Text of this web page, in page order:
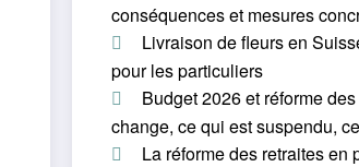
conséquences et mesures
Livraison de fleurs en
pour les particuliers
Budget 2026 et réforme
change, ce qui est suspendu,
La réforme des retraites en